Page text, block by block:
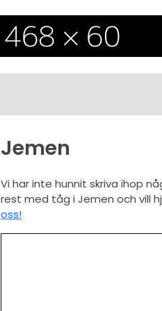
Jemen
Vi har inte hunnit skriva ihop
rest med tåg i Jemen och vill
oss!